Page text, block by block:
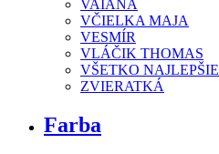
VAIANA
VČIELKA MAJA
VESMÍR
VLÁČIK THOMAS
VŠETKO NAJLEPŠIE
ZVIERATKÁ
Farba